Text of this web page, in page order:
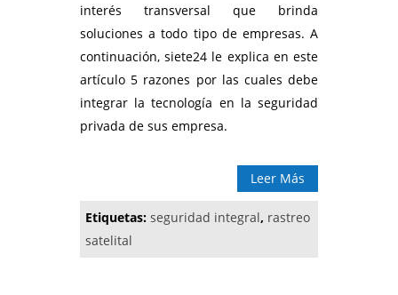
interés transversal que brinda
soluciones a todo tipo de empresas. A
continuación, siete24 le explica en este
artículo 5 razones por las cuales debe
integrar la tecnología en la seguridad
privada de sus empresa.
Leer Más
Etiquetas: seguridad integral, rastreo
satelital